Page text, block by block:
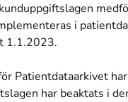
i
1.1.2023.
Patientdataarkivet
har beaktats i